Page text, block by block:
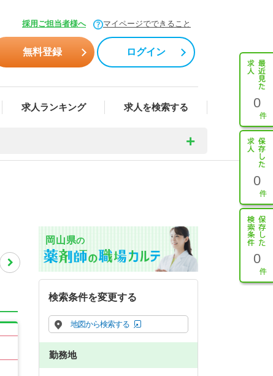
採用ご担当者様へ マイページでできること
無料登録 ログイン
求人ランキング 求人を検索する 0
0
0
岡山県の
検索条件を変更する
地図から検索する
勤務地